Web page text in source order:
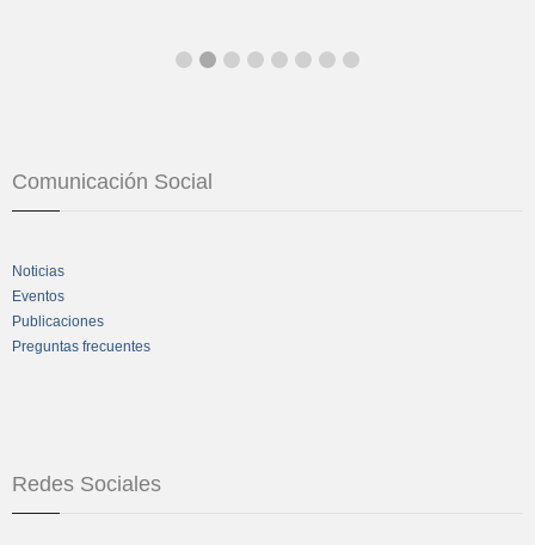
Comunicación Social
Noticias
Eventos
Publicaciones
Preguntas frecuentes
Redes Sociales